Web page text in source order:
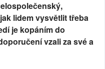
lidem vysvětlit třeba
je kopáním do
vzali za své a